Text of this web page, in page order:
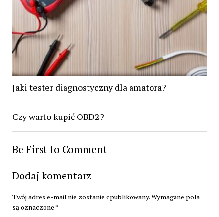
Jaki tester diagnostyczny dla amatora?
Czy warto kupić OBD2?
Be First to Comment
Dodaj komentarz
Twój adres e-mail nie zostanie opublikowany.Wymagane pola
są oznaczone *